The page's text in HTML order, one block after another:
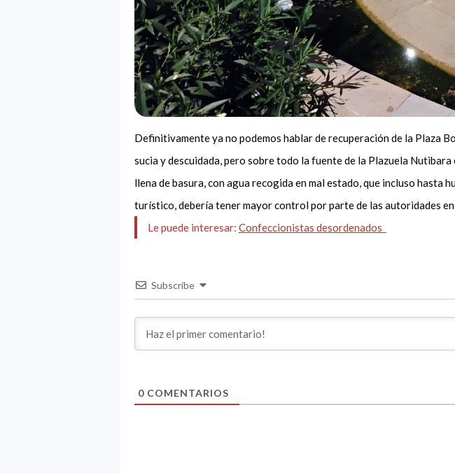
Definitivamente ya no podemos hablar de recuperación de la Plaza
sucia y descuidada, pero sobre todo la fuente de la Plazuela Nutibara
llena de basura, con agua recogida en mal estado, que incluso hasta
turístico, debería tener mayor control por parte de las autoridades
Le puede interesar: Confeccionistas desordenados
Subscribe
0 COMENTARIOS